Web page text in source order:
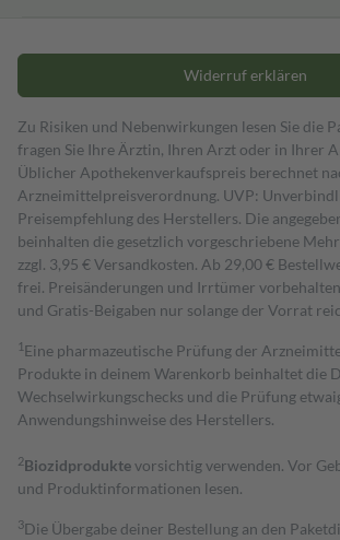
Widerruf erklären
Zu Risiken und Nebenwirkungen lesen Sie die
fragen Sie Ihre Ärztin, Ihren Arzt oder in Ihrer
Üblicher Apothekenverkaufspreis berechnet
Arzneimittelpreisverordnung. UVP:
Preisempfehlung des Herstellers. Die
beinhalten die gesetzlich vorgeschriebene
zzgl. 3,95 € Versandkosten. Ab 29,00 €
frei. Preisänderungen und Irrtümer
und Gratis-Beigaben nur solange der Vorrat
1 Eine pharmazeutische Prüfung der
Produkte in deinem Warenkorb beinhaltet die
Wechselwirkungschecks und die Prüfung
Anwendungshinweise des Herstellers.
2Biozidproduktevorsichtig verwenden. Vor
und Produktinformationen lesen.
3Die Übergabe deiner Bestellung an den